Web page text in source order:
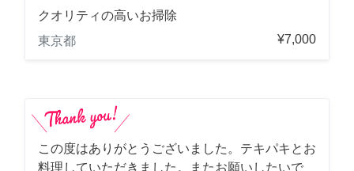
クオリティの高いお掃除
東京都
¥7,000
この度はありがとうございました。テキパキとお
料理していただきました。またお願いしたいで